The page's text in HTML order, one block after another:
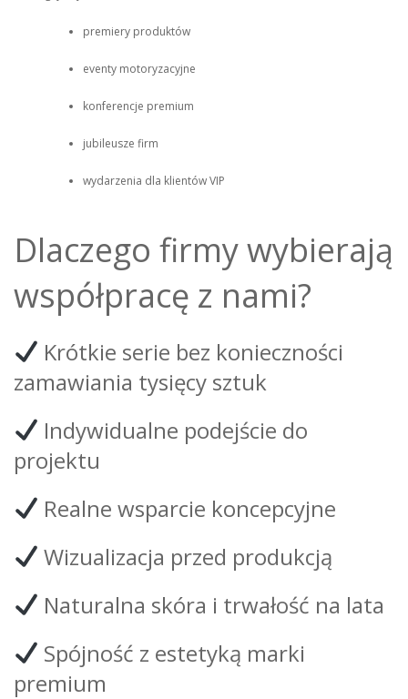
premiery produktów
eventy motoryzacyjne
konferencje premium
jubileusze firm
wydarzenia dla klientów VIP
Dlaczego firmy wybierają
współpracę z nami?
Krótkie serie bez konieczności
zamawiania tysięcy sztuk
Indywidualne podejście do
projektu
Realne wsparcie koncepcyjne
Wizualizacja przed produkcją
Naturalna skóra i trwałość na lata
Spójność z estetyką marki
premium